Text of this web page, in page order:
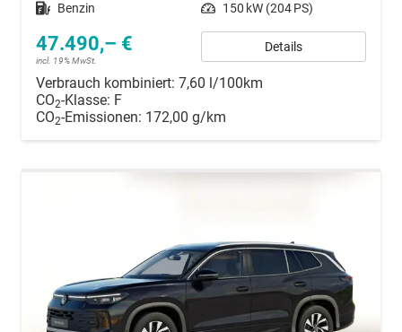
Kraftstoff Benzin Leistung 150 kW (204 PS)
47.490,– €
incl. 19% MwSt.
Details
Verbrauch kombiniert: 7,60 l/100km
CO2-Klasse: F
CO2-Emissionen: 172,00 g/km